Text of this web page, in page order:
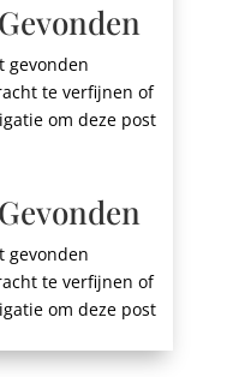
gevonden
te verfijnen of
om deze post
gevonden
te verfijnen of
om deze post